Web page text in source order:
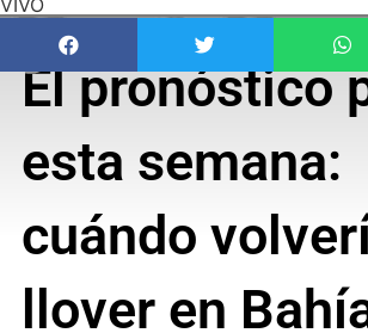
VIVO
El pronóstico
esta semana:
cuándo
llover en